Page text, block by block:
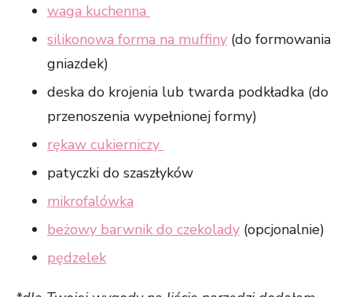
waga kuchenna
silikonowa forma na muffiny (do formowania
gniazdek)
deska do krojenia lub twarda podkładka (do
przenoszenia wypełnionej formy)
rękaw cukierniczy
patyczki do szaszłyków
mikrofalówka
beżowy barwnik do czekolady (opcjonalnie)
pędzelek